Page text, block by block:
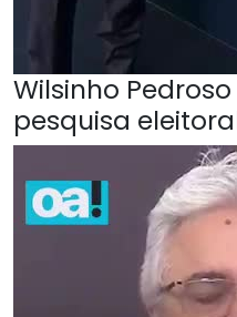
Wilsinho
pesquisa